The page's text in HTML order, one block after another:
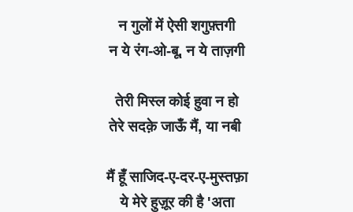
न गुलों में ऐसी शगुफ़्तगी
न ये रंग-ओ-बू, न ये ताज़गी
तेरी मिस्ल कोई हुवा न हो
तेरे सदक़े जाऊँ मैं, या नबी
मैं हूँ साजिद-ए-दर-ए-मुस्तफ़ा
ये मेरे हुज़ूर की है 'अता